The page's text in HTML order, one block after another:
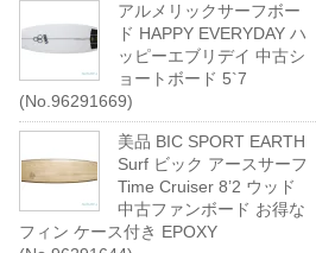
アルメリックサーフボー
ド HAPPY EVERYDAY ハ
ッピーエブリデイ 中古シ
ョートボード 5`7
(No.96291669)
美品 BIC SPORT EARTH
Surf ビック アースサーフ
Time Cruiser 8’2 ウッド
中古ファンボード お得な
フィン ケース付き EPOXY